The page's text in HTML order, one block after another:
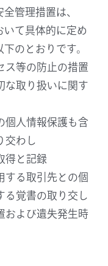
管理措置は、
いて具体的に定め
のとおりです。
ス等の防止の措置
な取り扱いに関す
個人情報保護も含
交わし
得と記録
する取引先との個
る覚書の取り交し
および遺失発生時